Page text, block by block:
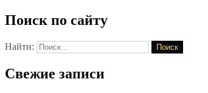
Поиск по сайту
Найти:
Свежие записи